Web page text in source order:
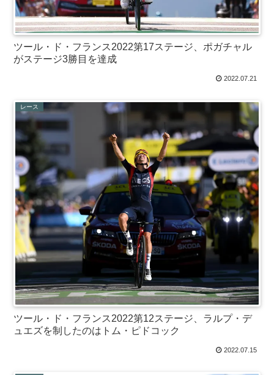
ツール・ド・フランス2022第17ステージ、ポガチャル
がステージ3勝目を達成
2022.07.21
レース
ツール・ド・フランス2022第12ステージ、ラルプ・デ
ュエズを制したのはトム・ピドコック
2022.07.15